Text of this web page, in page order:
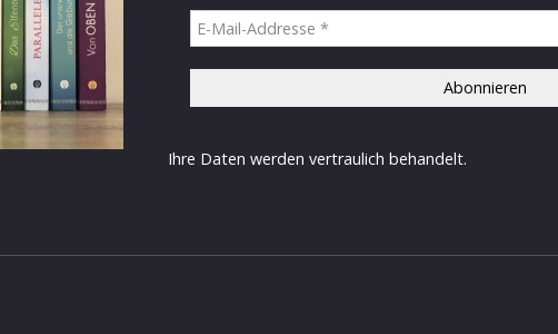
Ihre Daten werden vertraulich behandelt.